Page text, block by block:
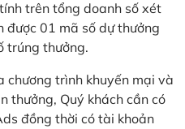
trên tổng doanh số xét
được 01 mã số dự thưởng
trúng thưởng.
chương trình khuyến mại và
thưởng, Quý khách cần có
đồng thời có tài khoản